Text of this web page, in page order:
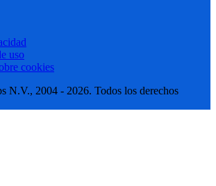
uso
cookies
2004 - 2026. Todos los derechos